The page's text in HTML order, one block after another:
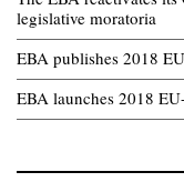
legislative moratoria
EBA publishes 2018
EBA launches 2018